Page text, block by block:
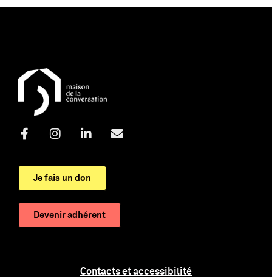
Je fais un don
Devenir adhérent
Contacts et accessibilité